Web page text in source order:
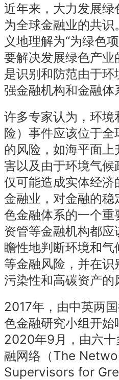
近年来，大力发展
为全球金融业的共
义地理解为“为绿色
要解决发展绿色产
是识别和防范由于
强金融机构和金融体
许多专家认为，环
险）事件应该位于
的风险，如海平面
害以及由于环境气
仅可能造成实体经
金融业，对金融的
色金融体系的一个
资管等金融机构都
瞻性地判断环境和
等金融风险，并在
污染性和高碳资产
2017年，由中英两
色金融研究小组开
2020年9月，由六十
融网络（The
Supervisors for